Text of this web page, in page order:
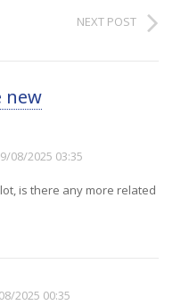
NEXT POST
new
08/2025 03:35
is there any more related
2025 00:35